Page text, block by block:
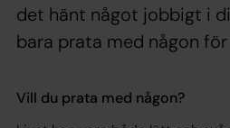
det hänt något jobbigt i
bara prata med någon
Vill du prata med någon?